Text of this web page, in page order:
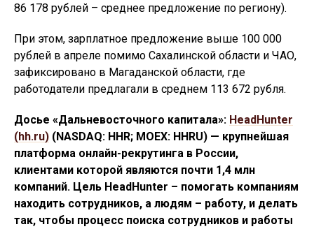
86 178 рублей – среднее предложение по региону).
При этом, зарплатное предложение выше 100 000
рублей в апреле помимо Сахалинской области и ЧАО,
зафиксировано в Магаданской области, где
работодатели предлагали в среднем 113 672 рубля.
Досье «Дальневосточного капитала»: HeadHunter
(hh.ru) (NASDAQ: HHR; MOEX: HHRU) — крупнейшая
платформа онлайн-рекрутинга в России,
клиентами которой являются почти 1,4 млн
компаний. Цель HeadHunter – помогать компаниям
находить сотрудников, а людям – работу, и делать
так, чтобы процесс поиска сотрудников и работы